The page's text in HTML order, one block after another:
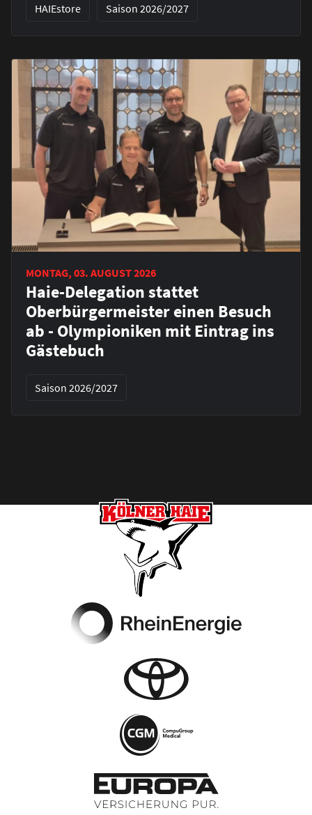
HAIEstore Saison 2026/2027
MONTAG, 03. AUGUST 2026
Haie-Delegation stattet
Oberbürgermeister einen Besuch
ab - Olympioniken mit Eintrag ins
Gästebuch
Saison 2026/2027